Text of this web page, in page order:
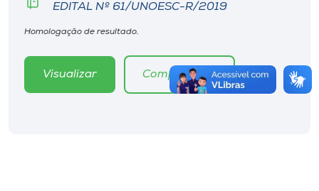
EDITAL Nº 61/UNOESC-R/2019
Homologação de resultado.
Visualizar Compartilhar